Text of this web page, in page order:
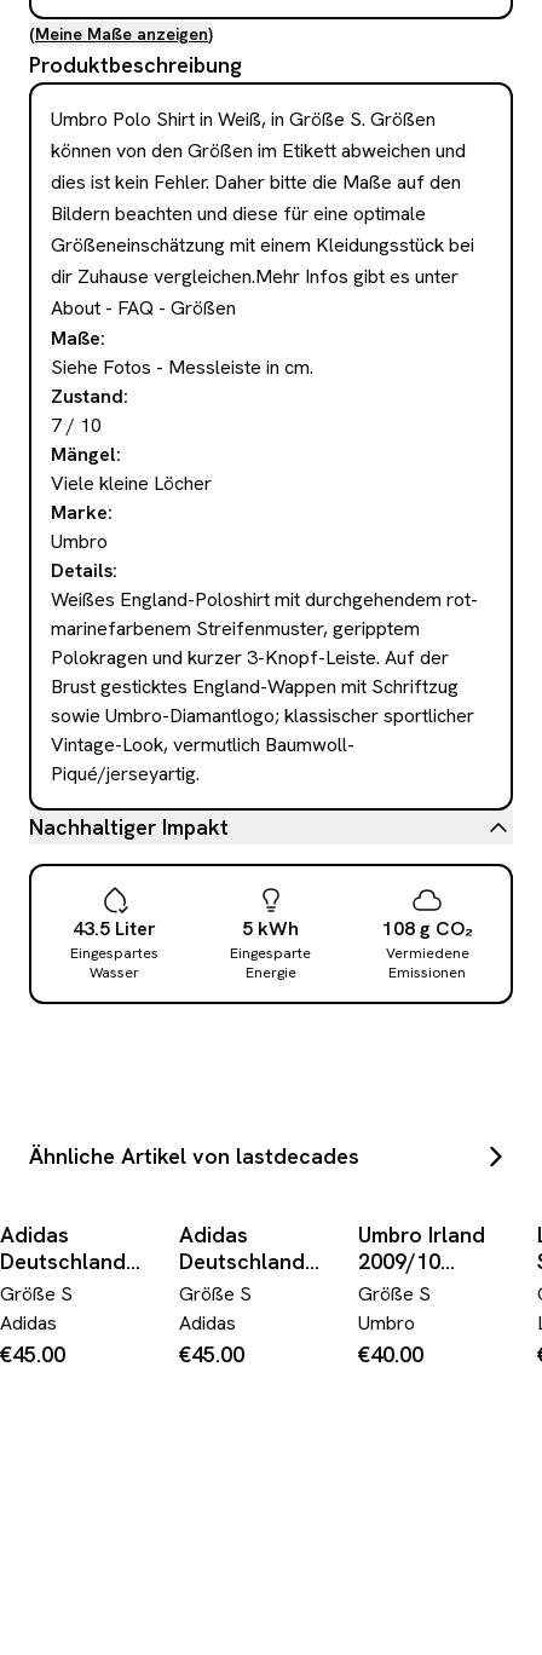
(Meine Maße anzeigen)
Produktbeschreibung
Umbro Polo Shirt in Weiß, in Größe S. Größen
können von den Größen im Etikett abweichen und
dies ist kein Fehler. Daher bitte die Maße auf den
Bildern beachten und diese für eine optimale
Größeneinschätzung mit einem Kleidungsstück bei
dir Zuhause vergleichen.Mehr Infos gibt es unter
About - FAQ - Größen
Maße:
Siehe Fotos - Messleiste in cm.
Zustand:
7 / 10
Mängel:
Viele kleine Löcher
Marke:
Umbro
Details:
Weißes England-Poloshirt mit durchgehendem rot-
marinefarbenem Streifenmuster, geripptem
Polokragen und kurzer 3-Knopf-Leiste. Auf der
Brust gesticktes England-Wappen mit Schriftzug
sowie Umbro-Diamantlogo; klassischer sportlicher
Vintage-Look, vermutlich Baumwoll-
Piqué/jerseyartig.
Nachhaltiger Impakt
43.5 Liter
Eingespartes
Wasser
5 kWh
Eingesparte
Energie
108g CO₂
Vermiedene
Emissionen
Ähnliche Artikel von lastdecades
Adidas
Deutschland
2011 Heim 5
Hummels Trikot
(S)
Größe S
Adidas
€45.00
Adidas
Deutschland
Trikot (S)
Größe S
Adidas
€45.00
Umbro Irland
2009/10
Auswärts Trikot
(S)
Größe S
Umbro
€40.00